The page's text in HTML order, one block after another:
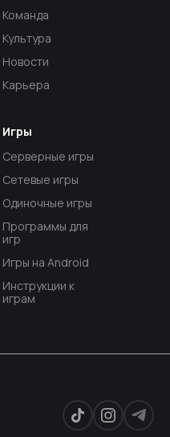
Игры
Серверные игры
Сетевые игры
Одиночные игры
Программы для
игр
Игры на Android
Инструкции к
играм
Команда
Культура
Новости
Карьера